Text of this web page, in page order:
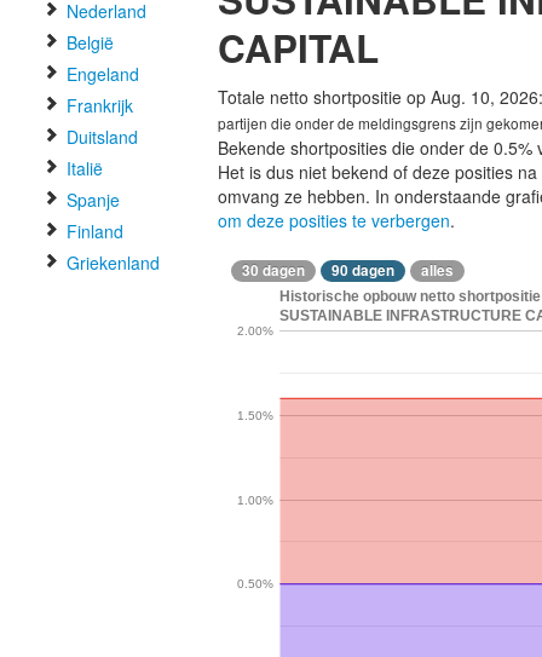
Nederland
België
Engeland
Frankrijk
Duitsland
Italië
Spanje
Finland
Griekenland
CAPITAL
Totale netto shortpositie op Aug. 10,
partijen die onder de meldingsgrens zijn
Bekende shortposities die onder de
Het is dus niet bekend of deze posities
omvang ze hebben. In onderstaande
om deze posities te verbergen.
30 dagen 90 dagen alles
Historische opbouw netto
SUSTAINABLE INFRASTRUCTURE
0.50%
1.00%
1.50%
2.00%